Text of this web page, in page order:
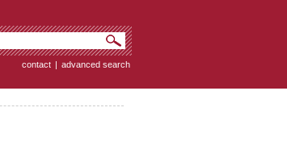
contact | advanced search